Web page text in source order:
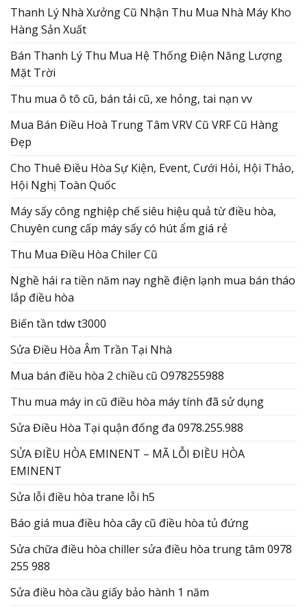
Thanh Lý Nhà Xưởng Cũ Nhận Thu Mua Nhà Máy Kho
Hàng Sản Xuất
Bán Thanh Lý Thu Mua Hệ Thống Điện Năng Lượng
Mặt Trời
Thu mua ô tô cũ, bán tải cũ, xe hỏng, tai nạn vv
Mua Bán Điều Hoà Trung Tâm VRV Cũ VRF Cũ Hàng
Đẹp
Cho Thuê Điều Hòa Sự Kiện, Event, Cưới Hỏi, Hội Thảo,
Hội Nghị Toàn Quốc
Máy sấy công nghiệp chế siêu hiệu quả từ điều hòa,
Chuyên cung cấp máy sấy có hút ẩm giá rẻ
Thu Mua Điều Hòa Chiler Cũ
Nghề hái ra tiền năm nay nghề điện lạnh mua bán tháo
lắp điều hòa
Biến tần tdw t3000
Sửa Điều Hòa Âm Trần Tại Nhà
Mua bán điều hòa 2 chiều cũ O978255988
Thu mua máy in cũ điều hòa máy tính đã sử dụng
Sửa Điều Hòa Tại quận đống đa 0978.255.988
SỬA ĐIỀU HÒA EMINENT – MÃ LỖI ĐIỀU HÒA
EMINENT
Sửa lỗi điều hòa trane lỗi h5
Báo giá mua điều hòa cây cũ điều hòa tủ đứng
Sửa chữa điều hòa chiller sửa điều hòa trung tâm 0978
255 988
Sửa điều hòa cầu giấy bảo hành 1 năm